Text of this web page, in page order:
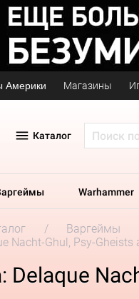
Америки Магазины
Каталог
Warhammer
Варгеймы
Nacht-Ghul, Psy-Gheists
Delaque